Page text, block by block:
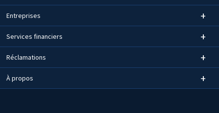
Entreprises
Services financiers
Réclamations
À propos